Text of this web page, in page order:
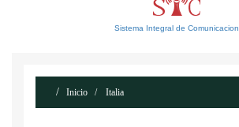
Sistema Integral de Comunicacion
Inicio Italia